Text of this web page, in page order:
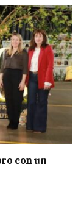
con un